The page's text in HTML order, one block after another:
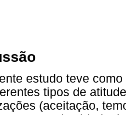
estudo teve
tipos de
(aceitação,